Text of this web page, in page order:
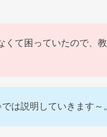
くて困っていたので、
は説明していきます～。